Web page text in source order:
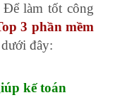
Để làm tốt công
3 phần mềm
dưới đây:
kế toán